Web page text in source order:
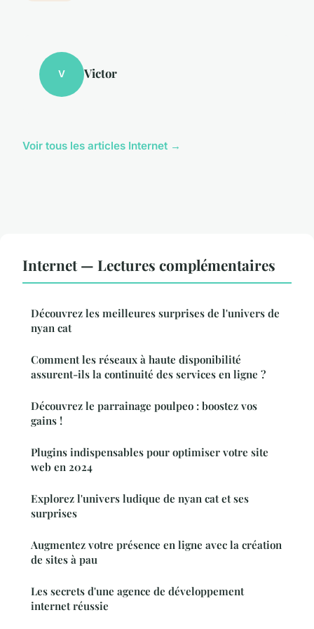
V Victor
Voir tous les articles Internet →
Internet — Lectures complémentaires
Découvrez les meilleures surprises de l'univers de
nyan cat
Comment les réseaux à haute disponibilité
assurent-ils la continuité des services en ligne ?
Découvrez le parrainage poulpeo : boostez vos
gains !
Plugins indispensables pour optimiser votre site
web en 2024
Explorez l'univers ludique de nyan cat et ses
surprises
Augmentez votre présence en ligne avec la création
de sites à pau
Les secrets d'une agence de développement
internet réussie